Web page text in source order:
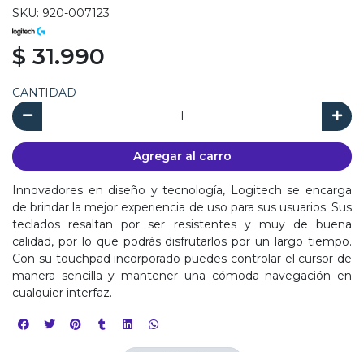
SKU: 920-007123
$ 31.990
CANTIDAD
Agregar al carro
Innovadores en diseño y tecnología, Logitech se encarga
de brindar la mejor experiencia de uso para sus usuarios. Sus
teclados resaltan por ser resistentes y muy de buena
calidad, por lo que podrás disfrutarlos por un largo tiempo.
Con su touchpad incorporado puedes controlar el cursor de
manera sencilla y mantener una cómoda navegación en
cualquier interfaz.